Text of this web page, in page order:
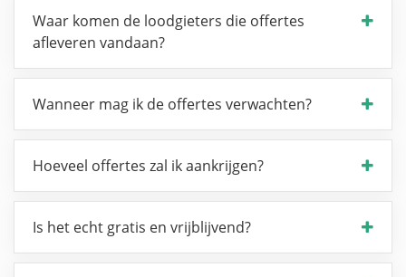
Waar komen de loodgieters die offertes
afleveren vandaan?
Wanneer mag ik de offertes verwachten?
Hoeveel offertes zal ik aankrijgen?
Is het echt gratis en vrijblijvend?